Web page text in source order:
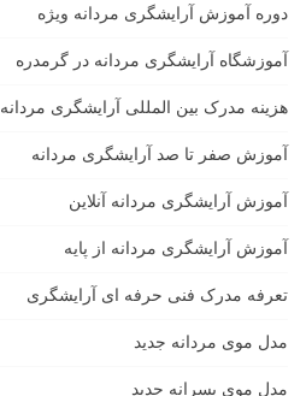
دوره آموزش آرایشگری مردانه ویژه
آموزشگاه آرایشگری مردانه در گرمدره
هزینه مدرک بین المللی آرایشگری مردانه
آموزش صفر تا صد آرایشگری مردانه
آموزش آرایشگری مردانه آنلاین
آموزش آرایشگری مردانه از پایه
تعرفه مدرک فنی حرفه ای آرایشگری
مدل موی مردانه جدید
مدل موی پسرانه جدید